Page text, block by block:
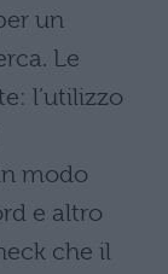
un
Le
l’utilizzo
modo
e altro
che il